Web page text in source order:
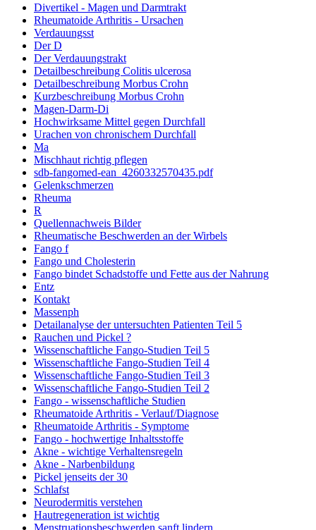
Divertikel - Magen und Darmtrakt
Rheumatoide Arthritis - Ursachen
Verdauungsst
Der D
Der Verdauungstrakt
Detailbeschreibung Colitis ulcerosa
Detailbeschreibung Morbus Crohn
Kurzbeschreibung Morbus Crohn
Magen-Darm-Di
Hochwirksame Mittel gegen Durchfall
Urachen von chronischem Durchfall
Ma
Mischhaut richtig pflegen
sdb-fangomed-ean_4260332570435.pdf
Gelenkschmerzen
Rheuma
R
Quellennachweis Bilder
Rheumatische Beschwerden an der Wirbels
Fango f
Fango und Cholesterin
Fango bindet Schadstoffe und Fette aus der Nahrung
Entz
Kontakt
Massenph
Detailanalyse der untersuchten Patienten Teil 5
Rauchen und Pickel ?
Wissenschaftliche Fango-Studien Teil 5
Wissenschaftliche Fango-Studien Teil 4
Wissenschaftliche Fango-Studien Teil 3
Wissenschaftliche Fango-Studien Teil 2
Fango - wissenschaftliche Studien
Rheumatoide Arthritis - Verlauf/Diagnose
Rheumatoide Arthritis - Symptome
Fango - hochwertige Inhaltsstoffe
Akne - wichtige Verhaltensregeln
Akne - Narbenbildung
Pickel jenseits der 30
Schlafst
Neurodermitis verstehen
Hautregeneration ist wichtig
Menstruationsbeschwerden sanft lindern